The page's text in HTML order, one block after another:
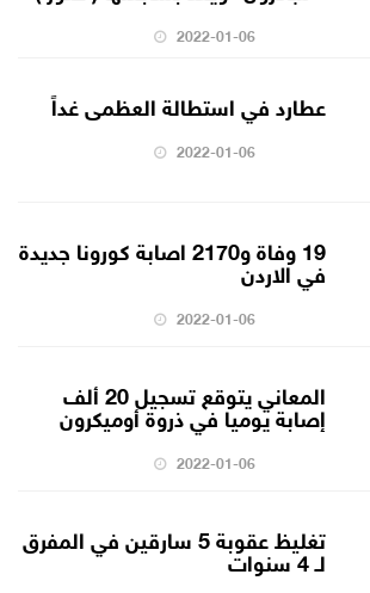
2022-01-06
عطارد في استطالة العظمى غداً
2022-01-06
19 وفاة و2170 اصابة كورونا جديدة
في الاردن
2022-01-06
المعاني يتوقع تسجيل 20 ألف
إصابة يوميا في ذروة أوميكرون
2022-01-06
تغليظ عقوبة 5 سارقين في المفرق
لـ 4 سنوات